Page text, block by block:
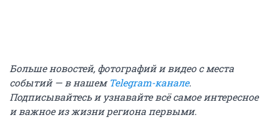
Больше новостей, фотографий и видео с места
событий — в нашем Telegram-канале.
Подписывайтесь и узнавайте всё самое интересное
и важное из жизни региона первыми.